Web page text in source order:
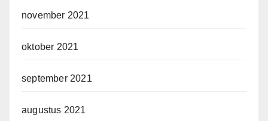
november 2021
oktober 2021
september 2021
augustus 2021